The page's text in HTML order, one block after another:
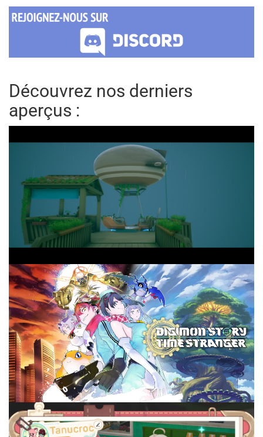
Découvrez nos derniers
aperçus :